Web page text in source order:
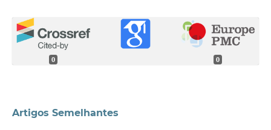
0 0
Artigos Semelhantes